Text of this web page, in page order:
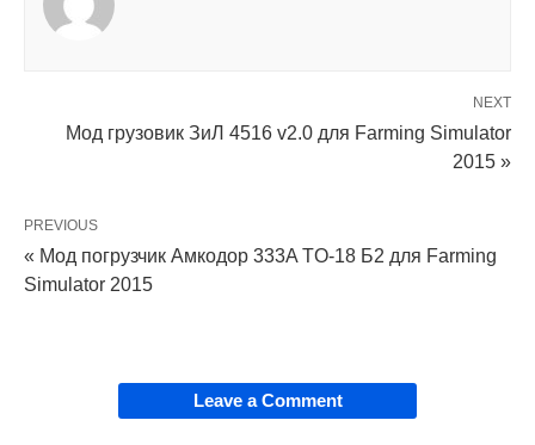
NEXT
Мод грузовик ЗиЛ 4516 v2.0 для Farming Simulator
2015 »
PREVIOUS
« Мод погрузчик Амкодор 333A ТO-18 Б2 для Farming
Simulator 2015
Leave a Comment